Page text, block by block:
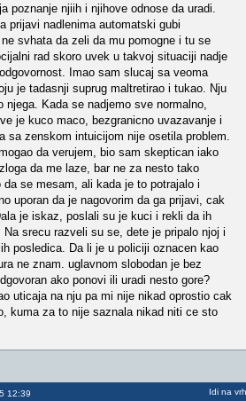
poznanje njiih i njihove odnose da uradi.
prijavi nadlenima automatski gubi
svhata da zeli da mu pomogne i tu se
rad skoro uvek u takvoj situaciji nadje
Imao sam slucaj sa veoma
je tadasnji suprug maltretirao i tukao. Nju
njega. Kada se nadjemo sve normalno,
je kuco maco, bezgranicno uvazavanje i
sa zenskom intuicijom nije osetila problem.
da verujem, bio sam skeptican iako
da me laze, bar ne za nesto tako
se mesam, ali kada je to potrajalo i
uporan da je nagovorim da ga prijavi, cak
je iskaz, poslali su je kuci i rekli da ih
srecu razveli su se, dete je pripalo njoj i
posledica. Da li je u policiji oznacen kao
ne znam. uglavnom slobodan je bez
ako ponovi ili uradi nesto gore?
uticaja na nju pa mi nije nikad oprostio cak
kuma za to nije saznala nikad niti ce sto
12:39 Idi na vrh